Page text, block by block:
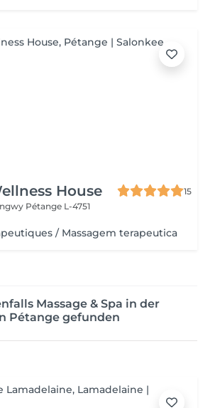
House
15
Pétange L-4751
/ Massagem terapeutica
Massage & Spa in der
Pétange gefunden